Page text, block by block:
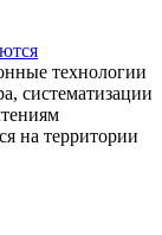
технологии
систематизации
на территории